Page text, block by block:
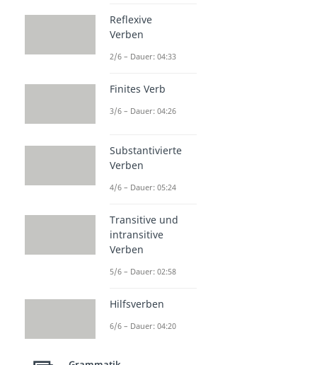
Reflexive
Verben
2/6 – Dauer: 04:33
Finites Verb
3/6 – Dauer: 04:26
Substantivierte
Verben
4/6 – Dauer: 05:24
Transitive und
intransitive
Verben
5/6 – Dauer: 02:58
Hilfsverben
6/6 – Dauer: 04:20